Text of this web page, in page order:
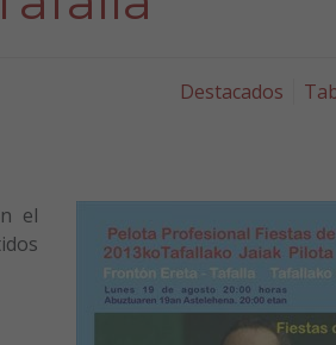
Destacados
el